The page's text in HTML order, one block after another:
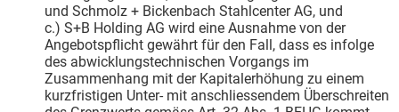
und Schmolz + Bickenbach Stahlcenter AG, und
c.) S+B Holding AG wird eine Ausnahme von der
Angebotspflicht gewährt für den Fall, dass es infolge
des abwicklungstechnischen Vorgangs im
Zusammenhang mit der Kapitalerhöhung zu einem
kurzfristigen Unter- mit anschliessendem Überschreiten